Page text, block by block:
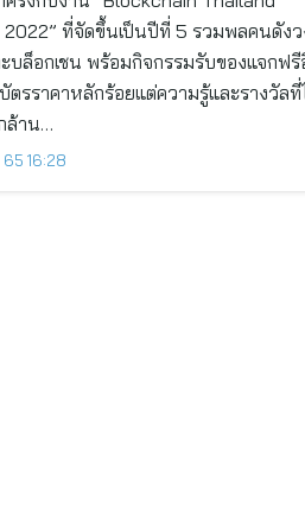
2022” ที่จัดขึ้นเป็นปีที่ 5 รวมพลคนดังว
บล็อกเชน พร้อมกิจกรรมรับของแจกฟรี
ตรราคาหลักร้อยแต่ความรู้และรางวัลที่
ล้าน…
65 16:28